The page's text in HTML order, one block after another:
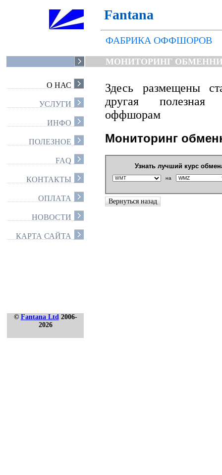
Fantana
ФАБРИКА ОФФШОРОВ
МОНИТОРИНГ
О НАС
УСЛУГИ
ИНФО
ПОЛЕЗНОЕ
FAQ
КОНТАКТЫ
ОПЛАТА
НОВОСТИ
КАРТА САЙТА
© Fantana Ltd2006-
2026
Здесь размещены
другая полезная
оффшорам
Мониторинг
Узнать лучший курс
на